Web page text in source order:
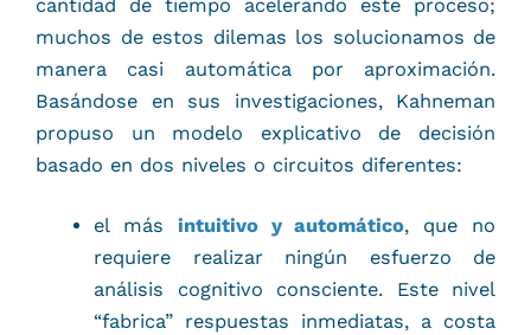
cantidad de tiempo acelerando este proceso;
muchos de estos dilemas los solucionamos de
manera casi automática por aproximación.
Basándose en sus investigaciones, Kahneman
propuso un modelo explicativo de decisión
basado en dos niveles o circuitos diferentes:
el más intuitivo y automático, que no
requiere realizar ningún esfuerzo de
análisis cognitivo consciente. Este nivel
“fabrica” respuestas inmediatas, a costa